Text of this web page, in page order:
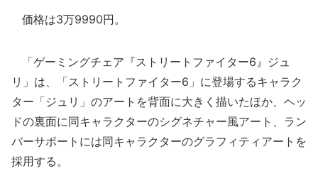
価格は3万9990円。
「ゲーミングチェア『ストリートファイター6』ジュ
リ」は、「ストリートファイター6」に登場するキャラク
ター「ジュリ」のアートを背面に大きく描いたほか、ヘッ
ドの裏面に同キャラクターのシグネチャー風アート、ラン
バーサポートには同キャラクターのグラフィティアートを
採用する。